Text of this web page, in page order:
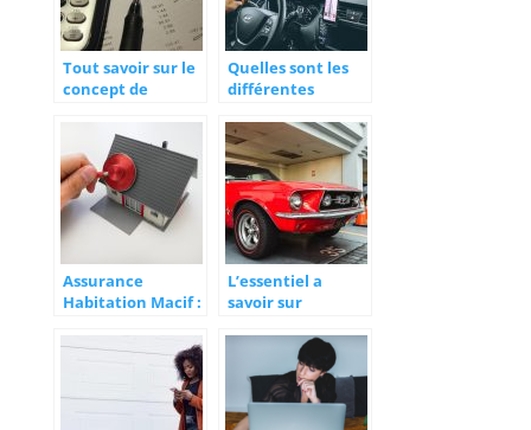
Tout savoir sur le
concept de
Quelles sont les
différentes
proposées par les
assurances auto ?
Assurance
Habitation Macif :
clients ?
L’essentiel a
savoir sur
vehicule de
collection